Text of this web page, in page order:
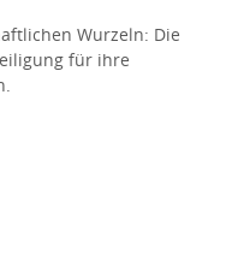
Wurzeln: Die
für ihre